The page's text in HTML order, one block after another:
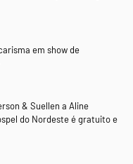
em show de
& Suellen a Aline
do Nordeste é gratuito e